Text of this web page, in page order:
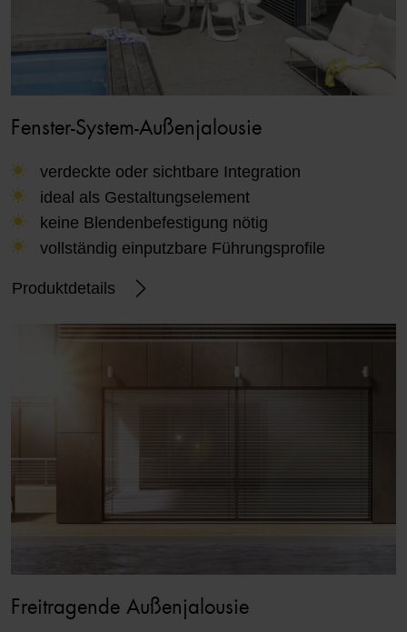
Fenster-System-Außenjalousie
verdeckte oder sichtbare Integration
ideal als Gestaltungselement
keine Blendenbefestigung nötig
vollständig einputzbare Führungsprofile
Produktdetails
Freitragende Außenjalousie